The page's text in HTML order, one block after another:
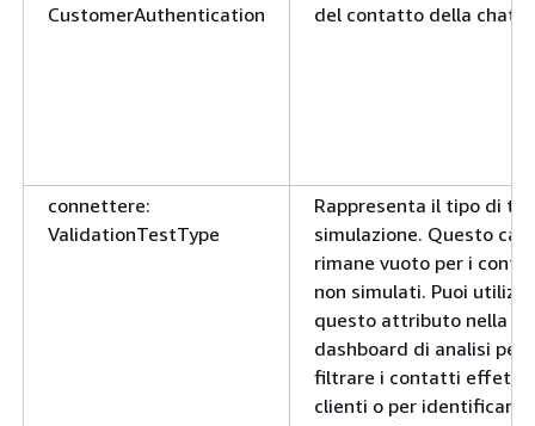
CustomerAuthentication
del contatto della chat.
connettere:
ValidationTestType
Rappresenta il tipo di
simulazione. Questo
rimane vuoto per i
non simulati. Puoi
questo attributo nella
dashboard di analisi per
filtrare i contatti
clienti o per identificare